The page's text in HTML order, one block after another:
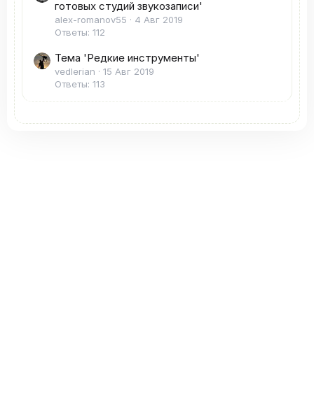
готовых студий звукозаписи'
alex-romanov55
4 Авг 2019
Ответы: 112
Тема 'Редкие инструменты'
vedlerian
15 Авг 2019
Ответы: 113